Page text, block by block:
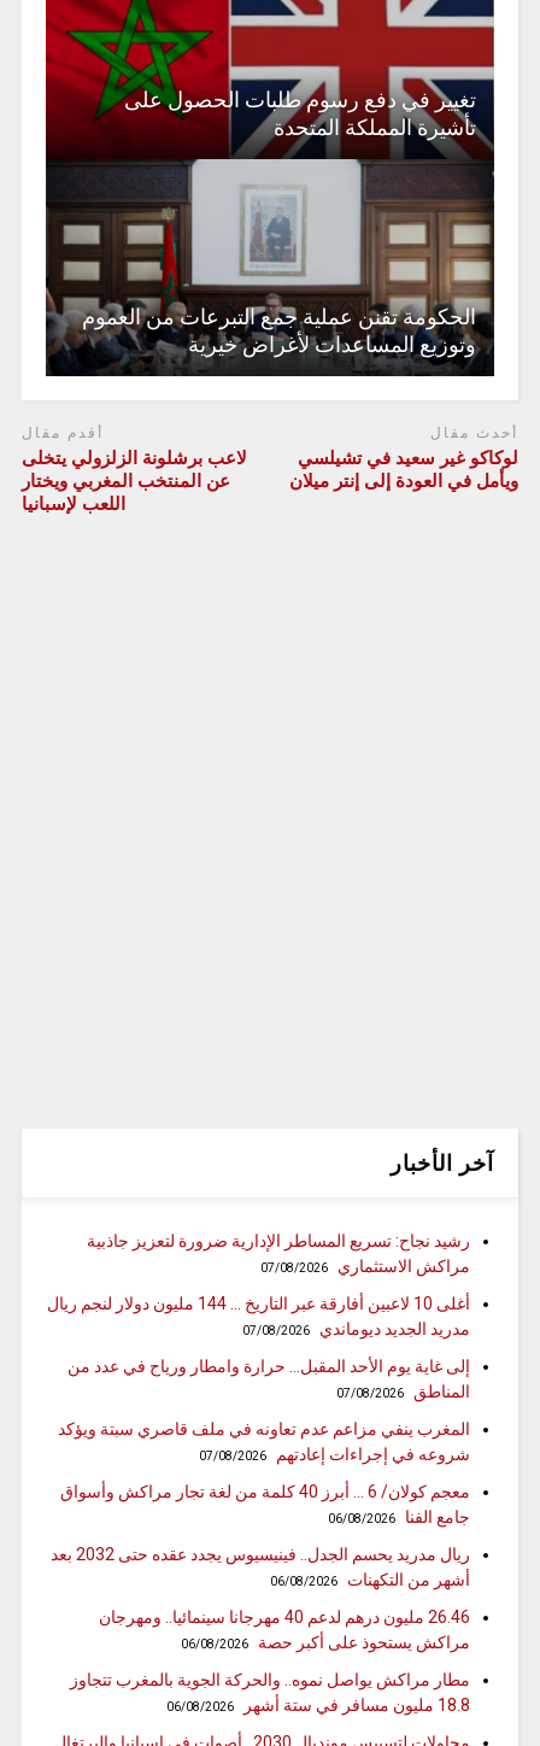
تغيير في دفع رسوم طلبات الحصول على
تأشيرة المملكة المتحدة
الحكومة تقنن عملية جمع التبرعات من العموم
وتوزيع المساعدات لأغراض خيرية
أحدث مقال
لوكاكو غير سعيد في تشيلسي
ويأمل في العودة إلى إنتر ميلان
أقدم مقال
لاعب برشلونة الزلزولي يتخلى
عن المنتخب المغربي ويختار
اللعب لإسبانيا
آخر الأخبار
رشيد نجاح: تسريع المساطر الإدارية ضرورة لتعزيز جاذبية
مراكش الاستثماري
07/08/2026
أغلى 10 لاعبين أفارقة عبر التاريخ … 144 مليون دولار لنجم ريال
مدريد الجديد ديوماندي
07/08/2026
إلى غاية يوم الأحد المقبل… حرارة وامطار ورياح في عدد من
المناطق
07/08/2026
المغرب ينفي مزاعم عدم تعاونه في ملف قاصري سبتة ويؤكد
شروعه في إجراءات إعادتهم
07/08/2026
معجم كولان/ 6 … أبرز 40 كلمة من لغة تجار مراكش وأسواق
جامع الفنا
06/08/2026
ريال مدريد يحسم الجدل.. فينيسيوس يجدد عقده حتى 2032 بعد
أشهر من التكهنات
06/08/2026
26.46 مليون درهم لدعم 40 مهرجانا سينمائيا.. ومهرجان
مراكش يستحوذ على أكبر حصة
06/08/2026
مطار مراكش يواصل نموه.. والحركة الجوية بالمغرب تتجاوز
18.8 مليون مسافر في ستة أشهر
06/08/2026
محاولات لتسييس مونديال 2030.. أصوات في إسبانيا والبرتغال